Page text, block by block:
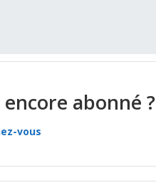
encore abonné ?
vous